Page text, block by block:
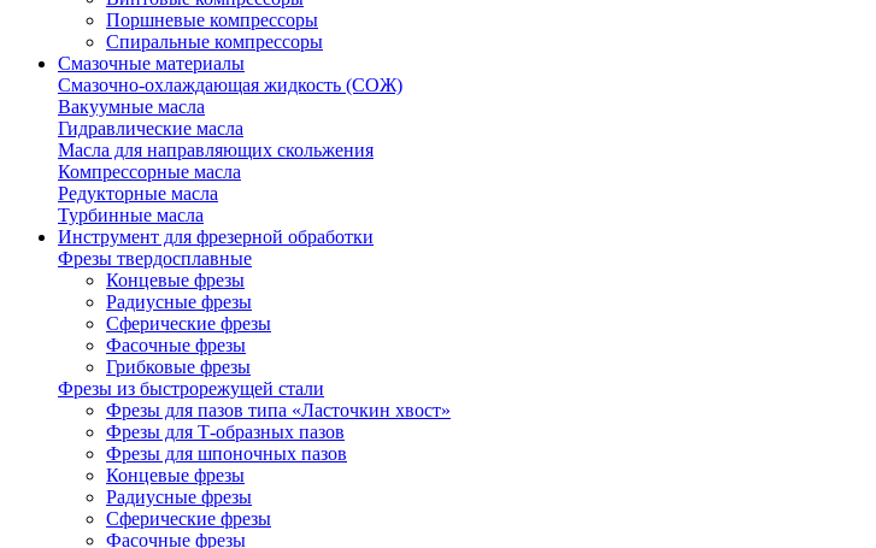
Поршневые компрессоры
Спиральные компрессоры
Смазочные материалы
Смазочно-охлаждающая жидкость (СОЖ)
Вакуумные масла
Гидравлические масла
Масла для направляющих скольжения
Компрессорные масла
Редукторные масла
Турбинные масла
Инструмент для фрезерной обработки
Фрезы твердосплавные
Концевые фрезы
Радиусные фрезы
Сферические фрезы
Фасочные фрезы
Грибковые фрезы
Фрезы из быстрорежущей стали
Фрезы для пазов типа «Ласточкин хвост»
Фрезы для Т-образных пазов
Фрезы для шпоночных пазов
Концевые фрезы
Радиусные фрезы
Сферические фрезы
Фасочные фрезы